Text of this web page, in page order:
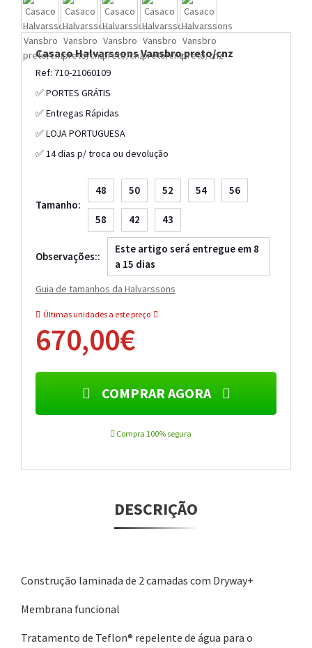
Casaco Halvarssons Vansbro preto/cnz
Ref: 710-21060109
✅ PORTES GRÁTIS
✅ Entregas Rápidas
✅ LOJA PORTUGUESA
✅ 14 dias p/ troca ou devolução
Tamanho:
48 50 52 54 56
58 42 43
Observações::
Este artigo será entregue em 8
a 15 dias
Guia de tamanhos da Halvarssons
Últimas unidades a este preço
670,00€
COMPRAR AGORA
Compra 100% segura
DESCRIÇÃO
Construção laminada de 2 camadas com Dryway+
Membrana funcional
Tratamento de Teflon® repelente de água para o